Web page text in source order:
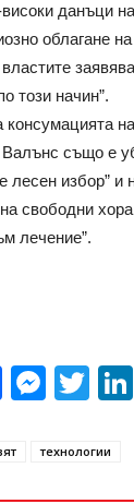
данъци
облагане
този начин”.
консумацията
Валънс също е
лесен избор”
свободни
лечение”.
технологии